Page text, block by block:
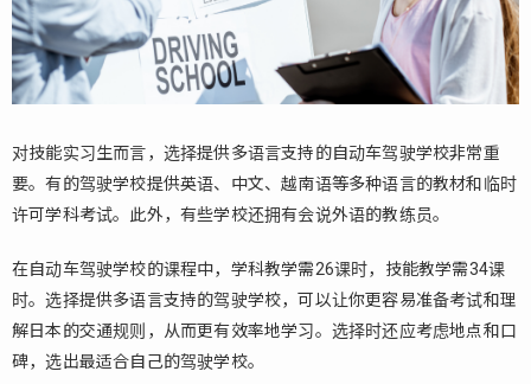
驾
照
转
换
本
驾
照
情
况
2.1.
转换
对技能实习生而言，选择提供多语言支持的自动车驾驶学校非常重
要。有的驾驶学校提供英语、中文、越南语等多种语言的教材和临时
许可学科考试。此外，有些学校还拥有会说外语的教练员。
在自动车驾驶学校的课程中，学科教学需26课时，技能教学需34课
时。选择提供多语言支持的驾驶学校，可以让你更容易准备考试和理
解日本的交通规则，从而更有效率地学习。选择时还应考虑地点和口
碑，选出最适合自己的驾驶学校。